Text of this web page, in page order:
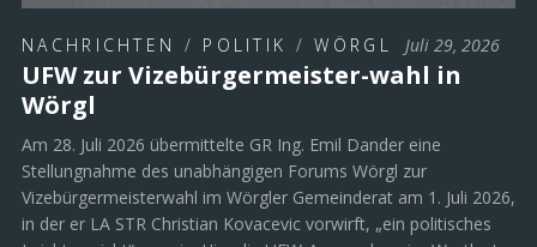
NACHRICHTEN / POLITIK /WÖRGL Juli 29, 2026
UFW zur Vizebürgermeister-wahl in
Wörgl
Am 28. Juli 2026 übermittelte GR Ing. Emil Dander eine
Stellungnahme des unabhängigen Forums Wörgl zur
Vizebürgermeisterwahl im Wörgler Gemeinderat am 1. Juli 2026,
in der er LA STR Christian Kovacevic vorwirft, „ein politisches